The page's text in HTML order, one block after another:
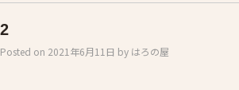
2
Posted on 2021年6月11日 by はろの屋